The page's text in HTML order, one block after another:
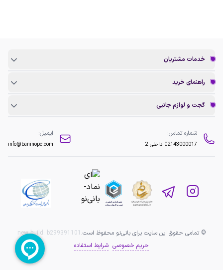
خدمات مشتریان
راهنمای خرید
گجت و لوازم جانبی
شماره تماس:
02143000017 داخلی 2
ایمیل:
info@baninopc.com
© تمامی حقوق این سایت برای بانی‌نو محفوظ است. new build: b299391101
حریم خصوصی شرایط استفاده